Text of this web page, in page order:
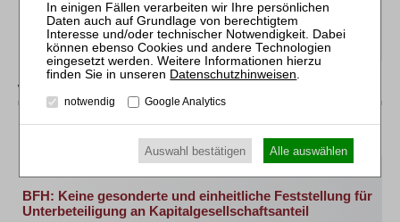
Phillip Schlossstein, Schlossstein Capital AG und James
Roberts, Roberts Land Limited übernehmen...
Weitere Mitteilungen
Gerichte
BFH: Keine gesonderte und einheitliche Feststellung für
Unterbeteiligung an Kapitalgesellschaftsanteil
Datenschutzhinweisen
notwendig Google Analytics
Auswahl bestätigen Alle auswählen